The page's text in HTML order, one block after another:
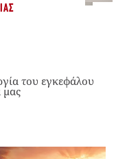
του εγκεφάλου
μας